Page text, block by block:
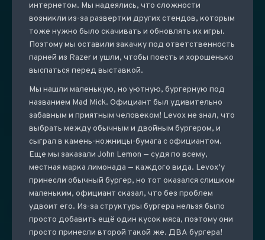
интернетом. Мы надеялись, что сложности
возникли из-за развертки других стендов, которым
тоже нужно было скачивать и обновлять их игры.
Поэтому мы оставили закачку под ответственность
парней из Razer и ушли, чтобы поесть и хорошенько
выспаться перед выставкой.
Мы нашли маленькую, но уютную, бургерную под
названием Mad Mick. Официант был удивительно
забавным и приятным человеком! Levox не знал, что
выбрать между обычным и двойным бургером, и
сыграл в камень-ножницы-бумага с официантом.
Еще мы заказали John Lemon — судя по всему,
местная марка лимонада — каждого вида. Levox’у
принесли обычный бургер, но тот оказался слишком
маленьким, официант сказал, что без проблем
удвоит его. Из-за структуры бургера нельзя было
просто добавить ещё один кусок мяса, поэтому они
просто принесли второй такой же. ДВА бургера!